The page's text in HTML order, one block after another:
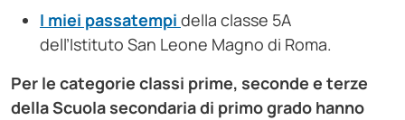
I miei passatempi della classe 5A
dell’Istituto San Leone Magno di Roma.
Per le categorie classi prime, seconde e terze
della Scuola secondaria di primo grado hanno